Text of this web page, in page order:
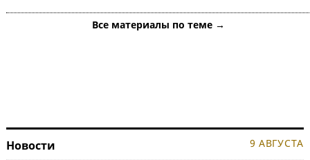
Все материалы по теме →
Новости 9 АВГУСТА